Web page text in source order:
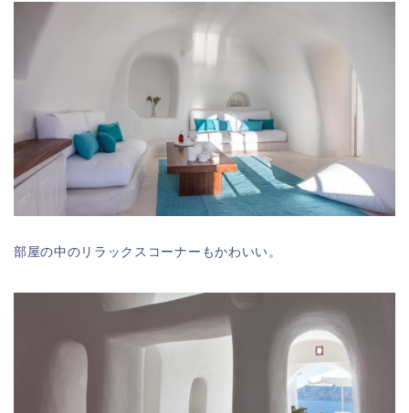
部屋の中のリラックスコーナーもかわいい。